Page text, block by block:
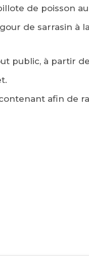
de poisson
de sarrasin à
public, à partir
afin de